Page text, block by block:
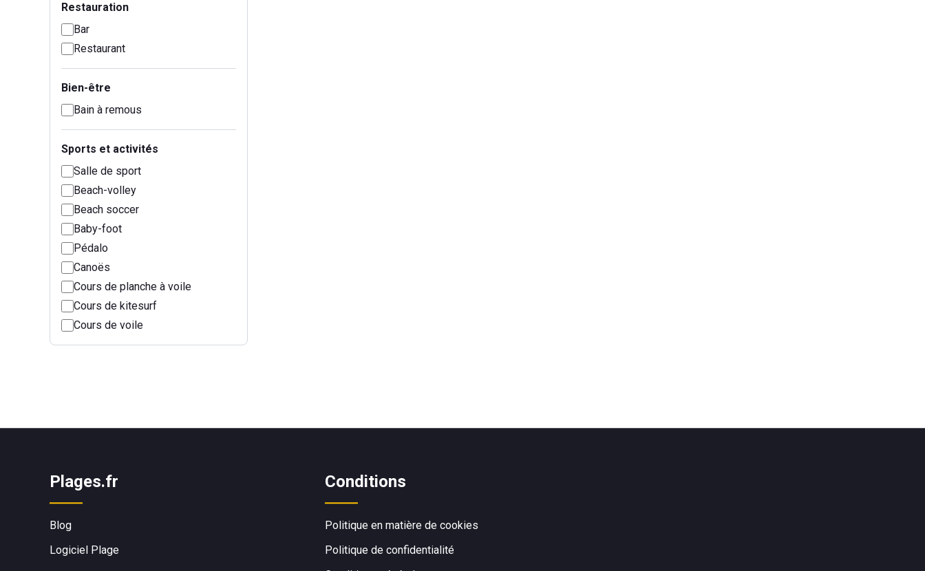
Restauration
Bar
Restaurant
Bien-être
Bain à remous
Sports et activités
Salle de sport
Beach-volley
Beach soccer
Baby-foot
Pédalo
Canoës
Cours de planche à voile
Cours de kitesurf
Cours de voile
Plages.fr
Blog
Logiciel Plage
Conditions
Politique en matière de cookies
Politique de confidentialité